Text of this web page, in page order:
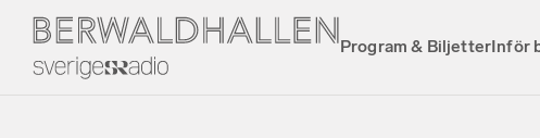
Program & BiljetterInför